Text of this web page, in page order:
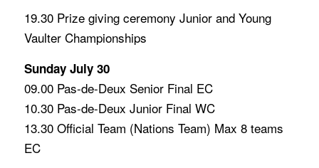
19.30 Prize giving ceremony Junior and Young
Vaulter Championships
Sunday July 30
09.00 Pas-de-Deux Senior Final EC
10.30 Pas-de-Deux Junior Final WC
13.30 Official Team (Nations Team) Max 8 teams
EC